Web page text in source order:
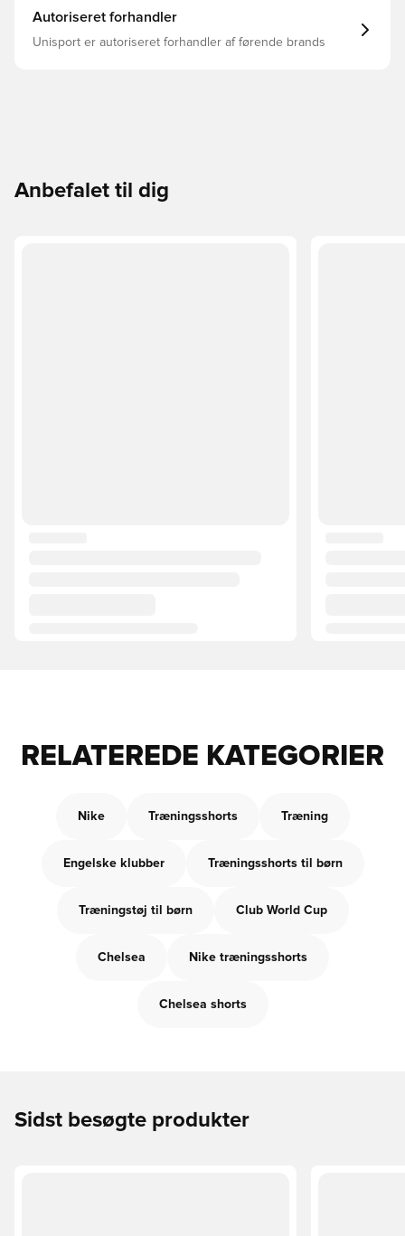
Autoriseret forhandler
Unisport er autoriseret forhandler af førende brands
Anbefalet til dig
RELATEREDE KATEGORIER
Nike Træningsshorts Træning
Engelske klubber Træningsshorts til børn
Træningstøj til børn Club World Cup
Chelsea Nike træningsshorts
Chelsea shorts
Sidst besøgte produkter